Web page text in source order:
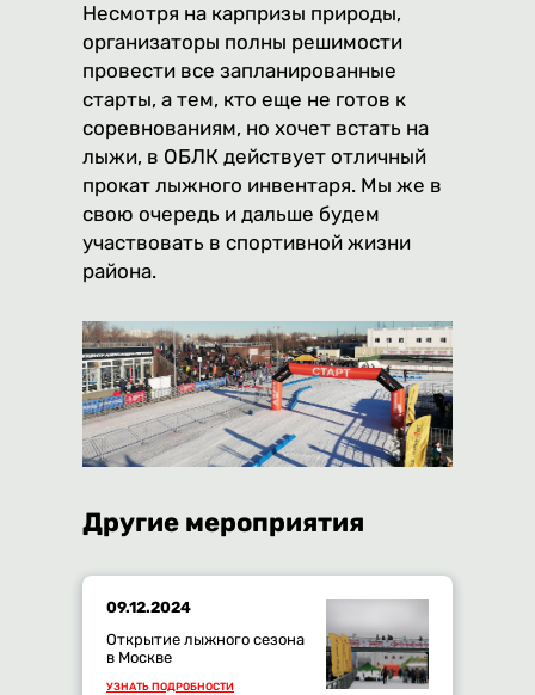
Несмотря на карпризы природы,
организаторы полны решимости
провести все запланированные
старты, а тем, кто еще не готов к
соревнованиям, но хочет встать на
лыжи, в ОБЛК действует отличный
прокат лыжного инвентаря. Мы же в
свою очередь и дальше будем
участвовать в спортивной жизни
района.
Другие мероприятия
09.12.2024
Открытие лыжного сезона
в Москве
УЗНАТЬ ПОДРОБНОСТИ